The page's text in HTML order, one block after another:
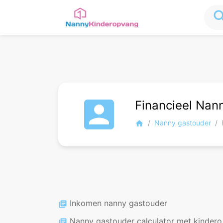
account_box Financieel
home Nanny gastouder
library_books Inkomen nanny gastouder
Nanny gastouder calculator met kinderopvangtoeslag